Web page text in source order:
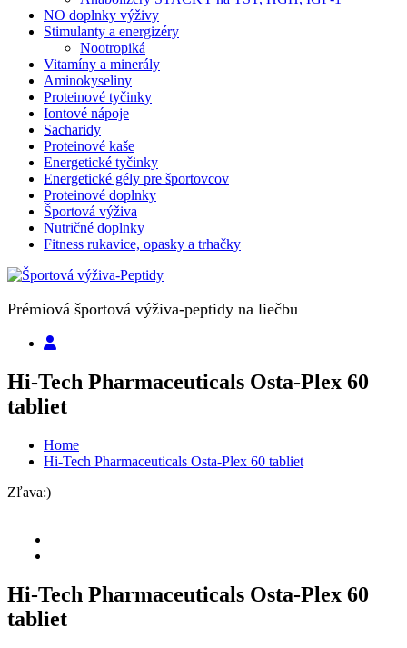
NO doplnky výživy
Stimulanty a energizéry
Nootropiká
Vitamíny a minerály
Aminokyseliny
Proteinové tyčinky
Iontové nápoje
Sacharidy
Proteinové kaše
Energetické tyčinky
Energetické gély pre športovcov
Proteinové doplnky
Športová výživa
Nutričné doplnky
Fitness rukavice, opasky a trhačky
Prémiová športová výživa-peptidy na liečbu
Hi-Tech Pharmaceuticals Osta-Plex 60
tabliet
Home
Hi-Tech Pharmaceuticals Osta-Plex 60 tabliet
Zľava:)
Hi-Tech Pharmaceuticals Osta-Plex 60
tabliet